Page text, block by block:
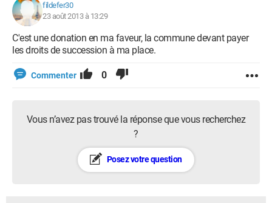
fildefer30
23 août 2013 à 13:29
C'est une donation en ma faveur, la commune devant payer
les droits de succession à ma place.
Commenter 0
Vous n’avez pas trouvé la réponse que vous recherchez
?
Posez votre question